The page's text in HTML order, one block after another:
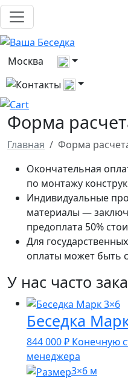
Москва
Выберите город
Все
Форма
Главная
Форма
Окончательная
по монтажу
Индивидуальные
материалы —
предоплата 50%
Для
оплаты может быть
У нас часто
Беседка
844 000₽ Конечную
менеджера
3×6 м